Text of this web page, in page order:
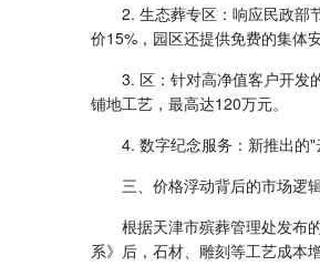
2. 生态葬专区：响应民政部
价15%，园区还提供免费的集体
3. 区：针对高净值客户开发
铺地工艺，最高达120万元。
4. 数字纪念服务：新推出的
三、价格浮动背后的市场逻
根据天津市殡葬管理处发布
系》后，石材、雕刻等工艺成本